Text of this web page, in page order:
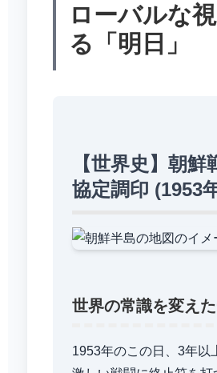
ローバルな
る「明日」
【世界史】朝鮮
協定調印 (1953
世界の常識を変えた
1953年のこの日、3年以